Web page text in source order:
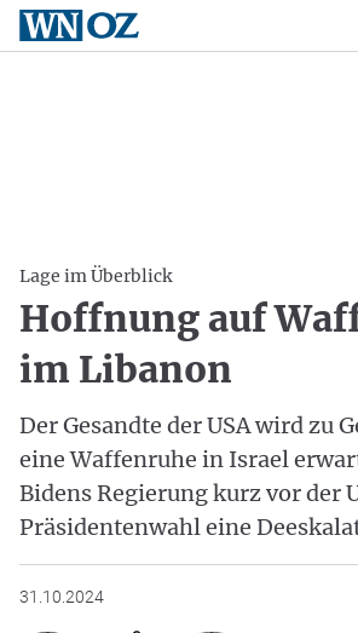
Lage im Überblick
Hoffnung auf
im Libanon
Der Gesandte der USA wird zu
eine Waffenruhe in Israel
Bidens Regierung kurz vor der
Präsidentenwahl eine
31.10.2024